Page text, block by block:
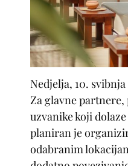
Nedjelja, 10. svibnja
Za glavne partnere,
uzvanike koji
planiran je
odabranim